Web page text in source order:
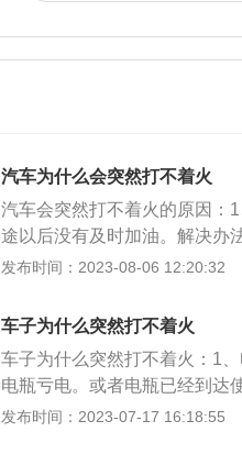
汽车为什么会突然打不着火
汽车会突然打不着火的原因：
途以后没有及时加油。解决办
油的话，要及时加油。2、挡
挡车如果不踩离合也会打不着
p挡。3、方向盘没有回正可
盘没有回正或有转动导致的。
除方向盘抱死。4、汽车电瓶
不够，即较弱，然后起动机只
发布时间：2023-08-06 12:20:32
车子为什么突然打不着火
车子为什么突然打不着火：1
电瓶亏电。或者电瓶已经到达
后，就会导致车子突然打不着
发布时间：2023-07-17 16:18:55